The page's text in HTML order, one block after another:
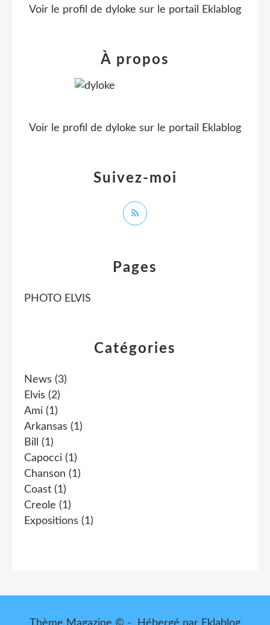
Catégories
News (3)
Elvis (2)
Ami (1)
Arkansas (1)
Bill
(1)
Capocci (1)
Chanson (1)
Coast (1)
Creole (1)
Expositions (1)
Pages
PHOTO ELVIS
Voir le profil de dyloke sur le portail Eklablog
Suivez-moi
À propos
Voir le profil de dyloke sur le portail Eklablog